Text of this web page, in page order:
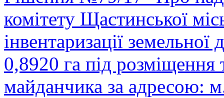
комітету Щастинської
інвентаризації
0,8920 га під розміщення
майданчика за адресою: